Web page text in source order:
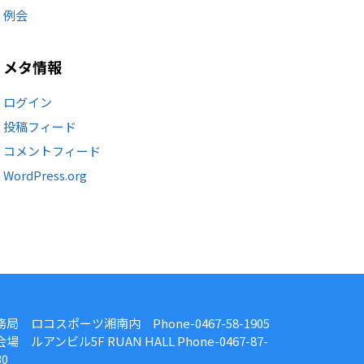
例会
メタ情報
ログイン
投稿フィード
コメントフィード
WordPress.org
局 ロコスポーツ湘南内 Phone-0467-58-1905
場 ルアンビル5F RUAN HALL Phone-0467-87-